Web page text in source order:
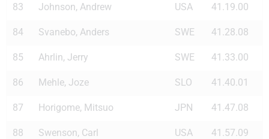
83 Johnson, Andrew USA 41.19.00
84 Svanebo, Anders SWE 41.28.08
85 Ahrlin, Jerry SWE 41.33.00
86 Mehle, Joze SLO 41.40.01
87 Horigome, Mitsuo JPN 41.47.08
88 Swenson, Carl USA 41.57.09